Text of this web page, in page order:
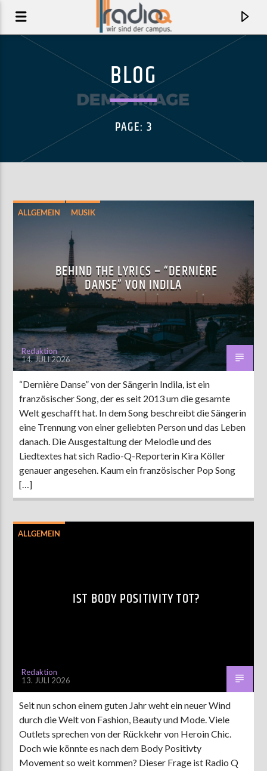
FAREWELL TO THE FAIRGROUND
AKTUELLE SENDUNG
MOEBIUS
00:00 09:00
ZU HÖREN INMünster90,9 MHzSteinfurt103,9 MHz
BLOG
PAGE: 3
ALLGEMEIN MUSIK
BEHIND THE LYRICS – “DERNIÈRE
DANSE” VON INDILA
Redaktion
14. JULI 2026
“Dernière Danse” von der Sängerin Indila, ist ein
französischer Song, der es seit 2013 um die gesamte
Welt geschafft hat. In dem Song beschreibt die Sängerin
eine Trennung von einer geliebten Person und das Leben
danach. Die Ausgestaltung der Melodie und des
Liedtextes hat sich Radio-Q-Reporterin Kira Köller
genauer angesehen. Kaum ein französischer Pop Song
[…]
ALLGEMEIN
IST BODY POSITIVITY TOT?
Redaktion
13. JULI 2026
Seit nun schon einem guten Jahr weht ein neuer Wind
durch die Welt von Fashion, Beauty und Mode. Viele
Outlets sprechen von der Rückkehr von Heroin Chic.
Doch wie könnte es nach dem Body Positivty
Movement so weit kommen? Dieser Frage ist Radio Q